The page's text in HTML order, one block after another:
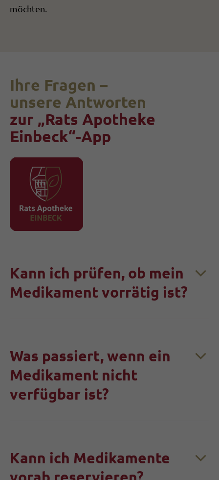
möchten.
Ihre Fragen –
unsere Antworten
zur „Rats Apotheke
Einbeck“-App
Kann ich prüfen, ob mein
Medikament vorrätig ist?
Was passiert, wenn ein
Medikament nicht
verfügbar ist?
Kann ich Medikamente